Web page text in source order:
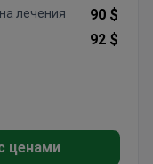
Процедура
анестезией
лечения
90 $
92 $
ценами